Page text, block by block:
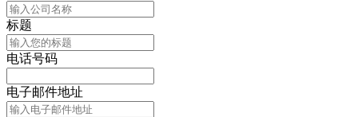
标题
电话号码
电子邮件地址